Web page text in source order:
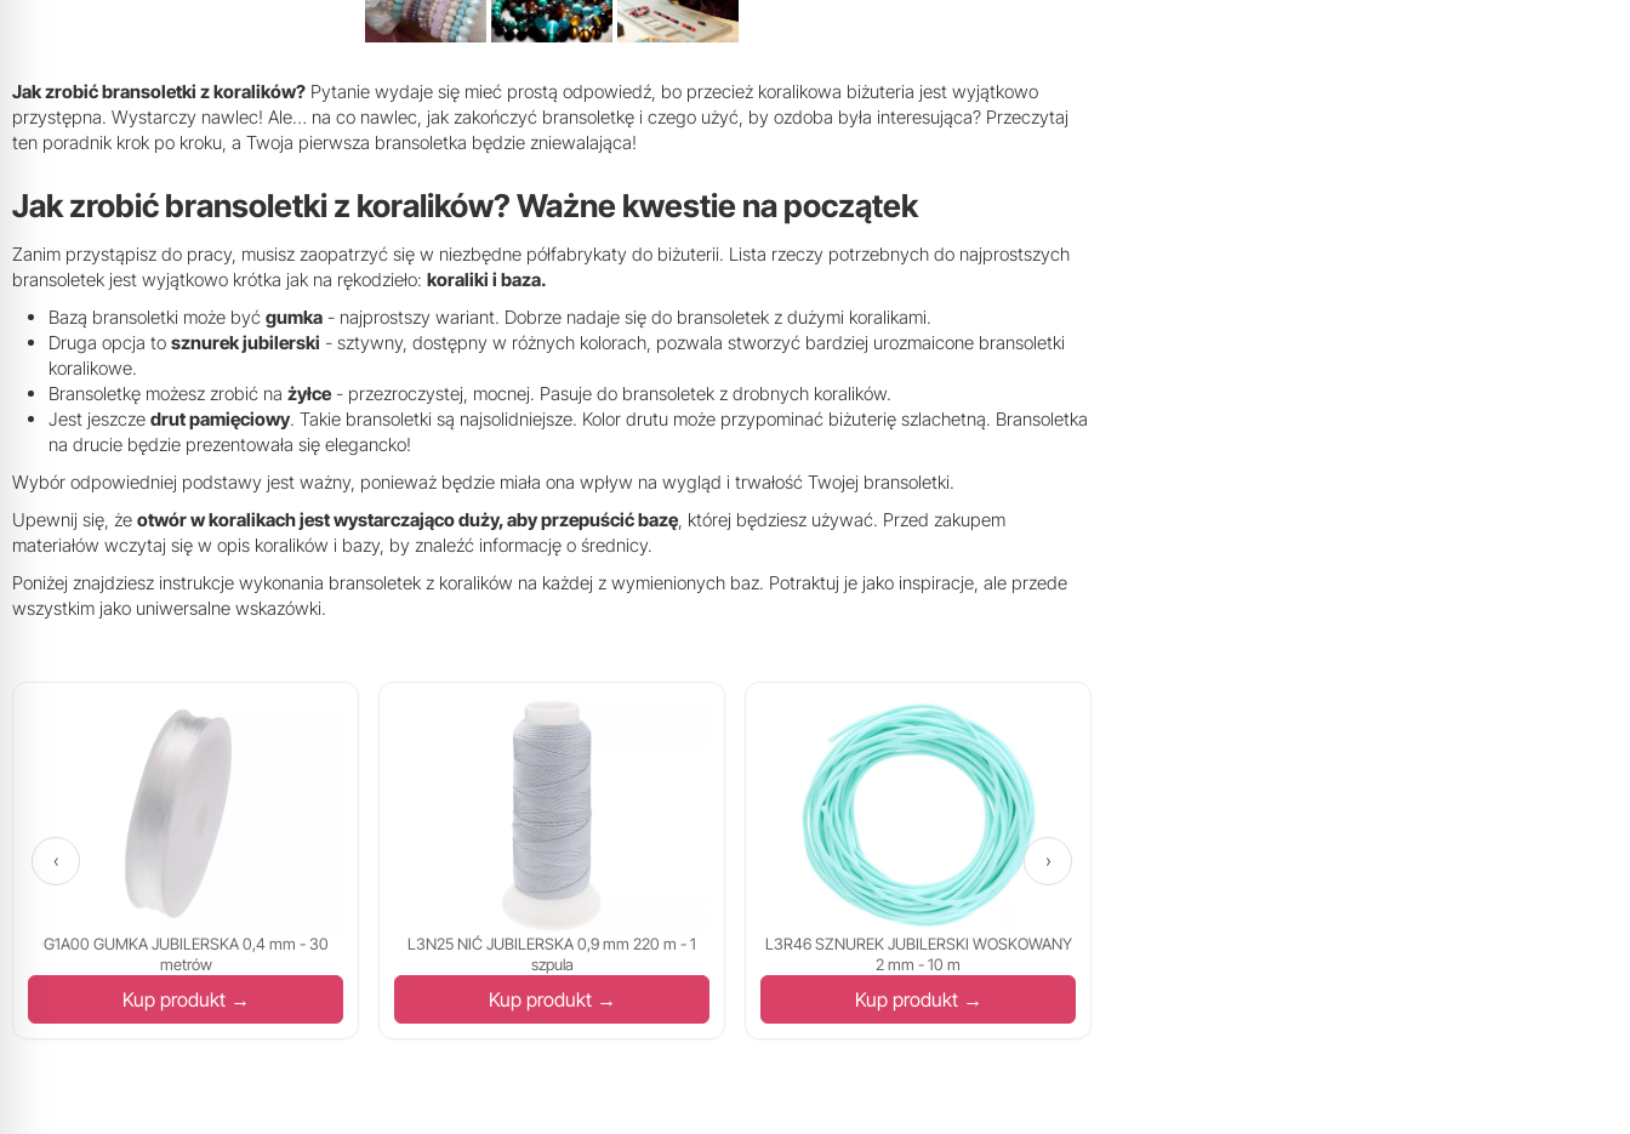
Jak zrobić bransoletki z koralików? Pytanie wydaje się mieć prostą odpowiedź, bo przecież koralikowa biżuteria jest wyjątkowo
przystępna. Wystarczy nawlec! Ale… na co nawlec, jak zakończyć bransoletkę i czego użyć, by ozdoba była interesująca? Przeczytaj
ten poradnik krok po kroku, a Twoja pierwsza bransoletka będzie zniewalająca!
Jak zrobić bransoletki z koralików? Ważne kwestie na początek
Zanim przystąpisz do pracy, musisz zaopatrzyć się w niezbędne półfabrykaty do biżuterii. Lista rzeczy potrzebnych do najprostszych
bransoletek jest wyjątkowo krótka jak na rękodzieło: koraliki i baza.
Bazą bransoletki może być gumka - najprostszy wariant. Dobrze nadaje się do bransoletek z dużymi koralikami.
Druga opcja to sznurek jubilerski - sztywny, dostępny w różnych kolorach, pozwala stworzyć bardziej urozmaicone bransoletki
koralikowe.
Bransoletkę możesz zrobić na żyłce - przezroczystej, mocnej. Pasuje do bransoletek z drobnych koralików.
Jest jeszcze drut pamięciowy. Takie bransoletki są najsolidniejsze. Kolor drutu może przypominać biżuterię szlachetną. Bransoletka
na drucie będzie prezentowała się elegancko!
Wybór odpowiedniej podstawy jest ważny, ponieważ będzie miała ona wpływ na wygląd i trwałość Twojej bransoletki.
Upewnij się, że otwór w koralikach jest wystarczająco duży, aby przepuścić bazę, której będziesz używać. Przed zakupem
materiałów wczytaj się w opis koralików i bazy, by znaleźć informację o średnicy.
Poniżej znajdziesz instrukcje wykonania bransoletek z koralików na każdej z wymienionych baz. Potraktuj je jako inspiracje, ale przede
wszystkim jako uniwersalne wskazówki.
‹
G1A00 GUMKA JUBILERSKA 0,4 mm - 30
metrów
Kup produkt →
L3N25 NIĆ JUBILERSKA 0,9 mm 220 m - 1
szpula
Kup produkt →
L3R46 SZNUREK JUBILERSKI WOSKOWANY
2 mm - 10 m
Kup produkt →
›